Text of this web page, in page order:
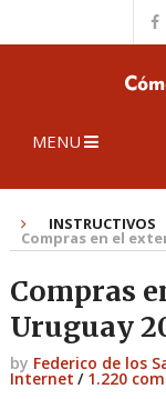
MENU
INSTRUCTIVOS
Compras en el
Compras
Uruguay
by Federico de los
Internet / 1.220